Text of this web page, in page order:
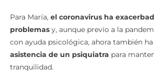
Para María, el coronavirus ha
problemasy, aunque previo a la
con ayuda psicológica, ahora también
asistencia de un psiquiatra